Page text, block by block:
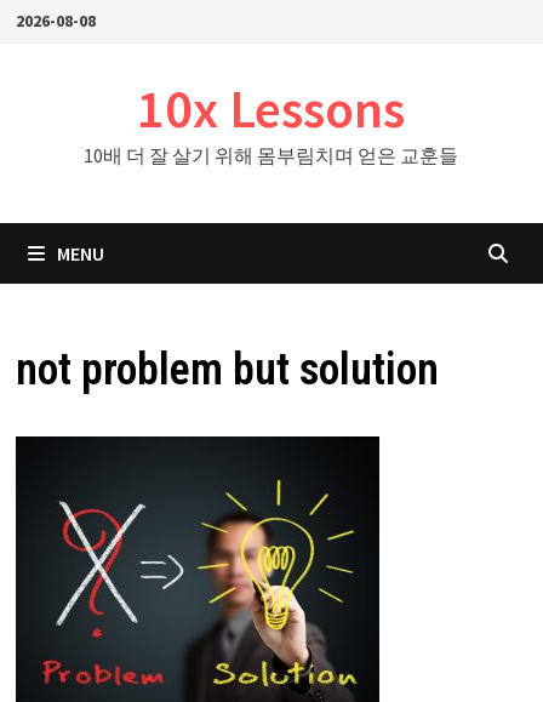
Skip2026-08-08
10x Lessons
10배 더 잘 살기 위해 몸부림치며 얻은 교훈들
MENU
not problem but solution